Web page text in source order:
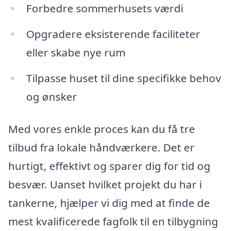
Forbedre sommerhusets værdi
Opgradere eksisterende faciliteter
eller skabe nye rum
Tilpasse huset til dine specifikke behov
og ønsker
Med vores enkle proces kan du få tre
tilbud fra lokale håndværkere. Det er
hurtigt, effektivt og sparer dig for tid og
besvær. Uanset hvilket projekt du har i
tankerne, hjælper vi dig med at finde de
mest kvalificerede fagfolk til en tilbygning